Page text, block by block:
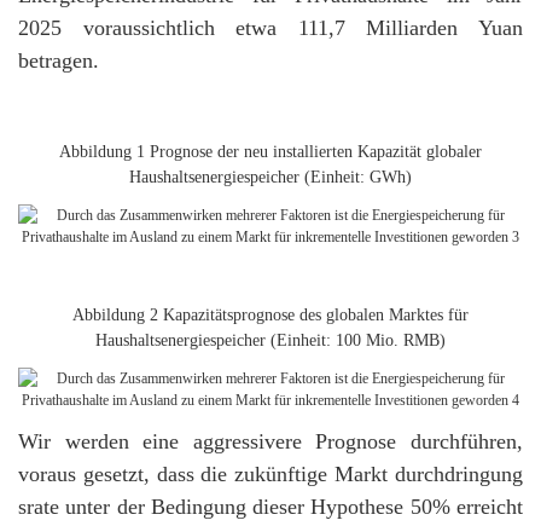
2025 voraussichtlich etwa 111,7 Milliarden Yuan
betragen.
Abbildung 1 Prognose der neu installierten Kapazität globaler
Haushaltsenergiespeicher (Einheit: GWh)
Abbildung 2 Kapazitätsprognose des globalen Marktes für
Haushaltsenergiespeicher (Einheit: 100 Mio. RMB)
Wir werden eine aggressivere Prognose durchführen,
voraus gesetzt, dass die zukünftige Markt durchdringung
srate unter der Bedingung dieser Hypothese 50% erreicht